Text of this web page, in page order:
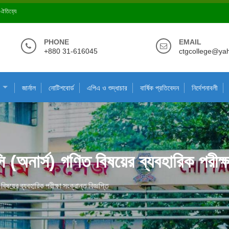
ঐতিহ্যে
PHONE
+880 31-616045
EMAIL
জার্নাল নোটিশবোর্ড এপিএ ও শুদ্ধাচার বার্ষিক প্রতিবেদন নির্দেশনাবলী
গণিত বিষয়ের ব্যবহারিক
ব্যবহারিক পরীক্ষা সংক্রান্ত বিজ্ঞপ্তি